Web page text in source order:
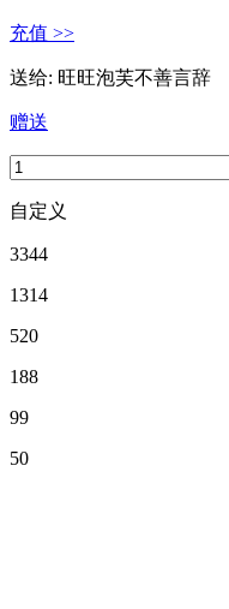
充值 >>
送给: 旺旺泡芙不善言辞
赠送
自定义
3344
1314
520
188
99
50